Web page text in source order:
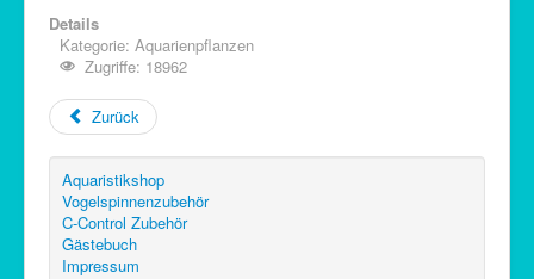
Details
Kategorie: Aquarienpflanzen
Zugriffe: 18962
Zurück
Aquaristikshop
Vogelspinnenzubehör
C-Control Zubehör
Gästebuch
Impressum